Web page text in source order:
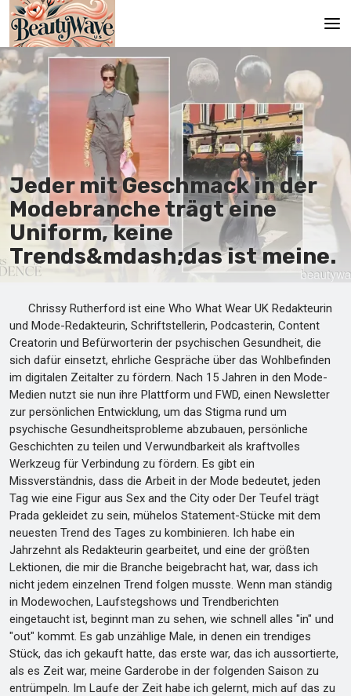
Hauptseite
En
Es
Ru
It
De
Jeder mit Geschmack in der
Modebranche trägt eine
Uniform, keine
Trends&mdash;das ist meine.
Chrissy Rutherford ist eine Who What Wear UK Redakteurin
und Mode-Redakteurin, Schriftstellerin, Podcasterin, Content
Creatorin und Befürworterin der psychischen Gesundheit, die
sich dafür einsetzt, ehrliche Gespräche über das Wohlbefinden
im digitalen Zeitalter zu fördern. Nach 15 Jahren in den Mode-
Medien nutzt sie nun ihre Plattform und FWD, einen Newsletter
zur persönlichen Entwicklung, um das Stigma rund um
psychische Gesundheitsprobleme abzubauen, persönliche
Geschichten zu teilen und Verwundbarkeit als kraftvolles
Werkzeug für Verbindung zu fördern. Es gibt ein
Missverständnis, dass die Arbeit in der Mode bedeutet, jeden
Tag wie eine Figur aus Sex and the City oder Der Teufel trägt
Prada gekleidet zu sein, mühelos Statement-Stücke mit dem
neuesten Trend des Tages zu kombinieren. Ich habe ein
Jahrzehnt als Redakteurin gearbeitet, und eine der größten
Lektionen, die mir die Branche beigebracht hat, war, dass ich
nicht jedem einzelnen Trend folgen musste. Wenn man ständig
in Modewochen, Laufstegshows und Trendberichten
eingetaucht ist, beginnt man zu sehen, wie schnell alles "in" und
"out" kommt. Es gab unzählige Male, in denen ein trendiges
Stück, das ich gekauft hatte, das erste war, das ich aussortierte,
als es Zeit war, meine Garderobe in der folgenden Saison zu
entrümpeln. Im Laufe der Zeit habe ich gelernt, mich auf das zu